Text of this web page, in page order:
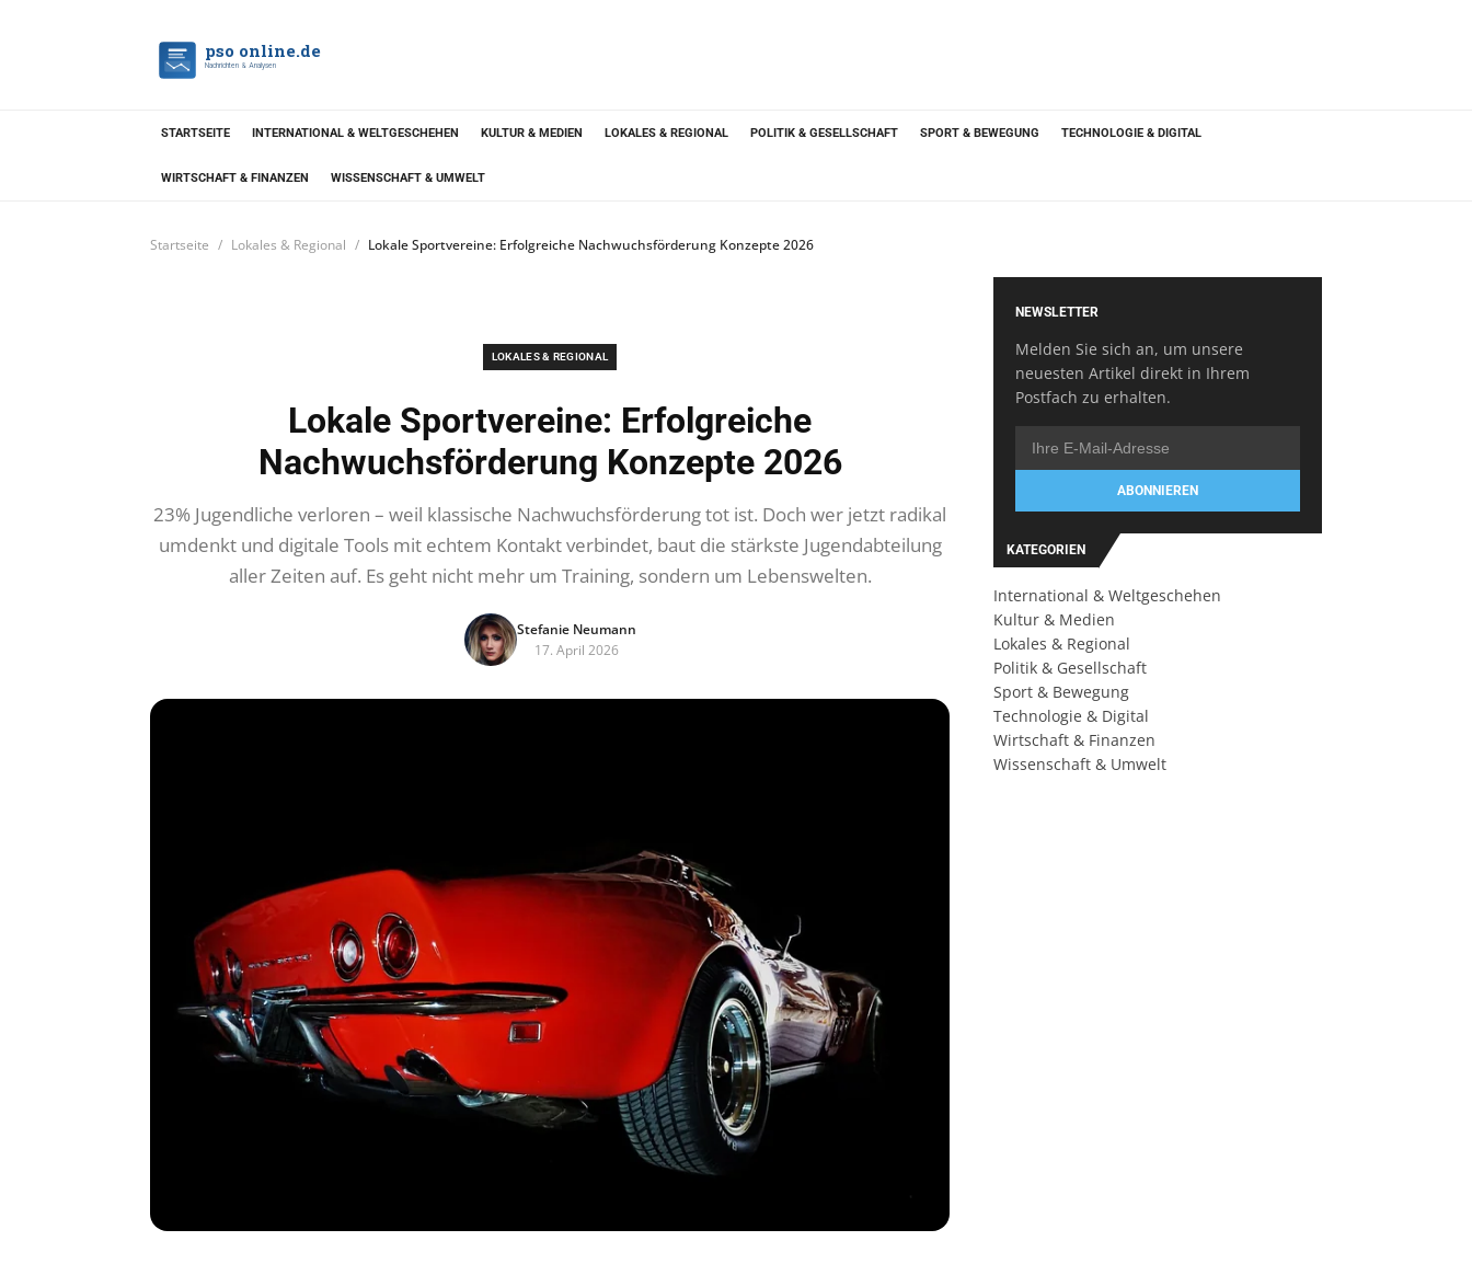
pso online.de
Nachrichten & Analysen
STARTSEITE INTERNATIONAL & WELTGESCHEHEN KULTUR & MEDIEN LOKALES & REGIONAL POLITIK & GESELLSCHAFT SPORT & BEWEGUNG TECHNOLOGIE & DIGITAL
WIRTSCHAFT & FINANZEN WISSENSCHAFT & UMWELT
Startseite Lokales & Regional Lokale Sportvereine: Erfolgreiche Nachwuchsförderung Konzepte 2026
LOKALES & REGIONAL
Lokale Sportvereine: Erfolgreiche
Nachwuchsförderung Konzepte 2026
23% Jugendliche verloren – weil klassische Nachwuchsförderung tot ist. Doch wer jetzt radikal
umdenkt und digitale Tools mit echtem Kontakt verbindet, baut die stärkste Jugendabteilung
aller Zeiten auf. Es geht nicht mehr um Training, sondern um Lebenswelten.
Stefanie Neumann
17. April 2026
NEWSLETTER
Melden Sie sich an, um unsere
neuesten Artikel direkt in Ihrem
Postfach zu erhalten.
ABONNIEREN
KATEGORIEN
International & Weltgeschehen
Kultur & Medien
Lokales & Regional
Politik & Gesellschaft
Sport & Bewegung
Technologie & Digital
Wirtschaft & Finanzen
Wissenschaft & Umwelt